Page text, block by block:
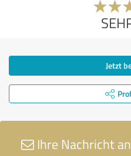
Jetzt
Ihre Nachricht